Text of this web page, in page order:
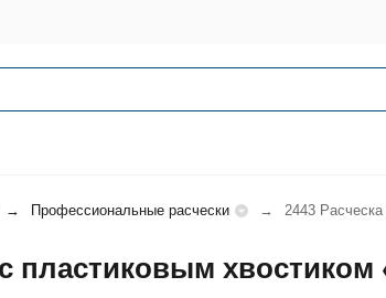
Профессиональные расчески 2443
пластиковым